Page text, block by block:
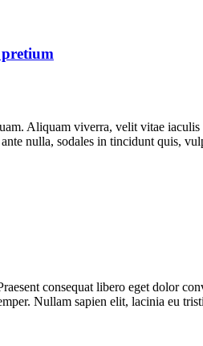
Aliquam viverra, velit vitae
nulla, sodales in tincidunt quis,
consequat libero eget dolor
Nullam sapien elit, lacinia eu